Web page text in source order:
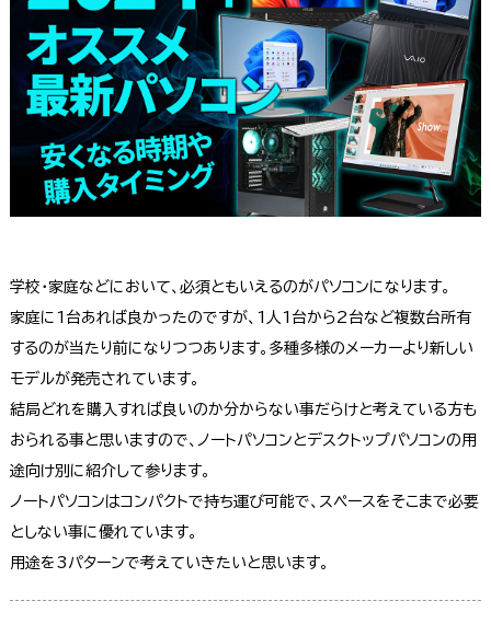
学校・家庭などにおいて、必須ともいえるのがパソコンになります。
家庭に1台あれば良かったのですが、1人1台から2台など複数台所有
するのが当たり前になりつつあります。多種多様のメーカーより新しい
モデルが発売されています。
結局どれを購入すれば良いのか分からない事だらけと考えている方も
おられる事と思いますので、ノートパソコンとデスクトップパソコンの用
途向け別に紹介して参ります。
ノートパソコンはコンパクトで持ち運び可能で、スペースをそこまで必要
としない事に優れています。
用途を3パターンで考えていきたいと思います。